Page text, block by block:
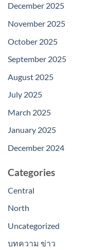
December 2025
November 2025
October 2025
September 2025
August 2025
July 2025
March 2025
January 2025
December 2024
Categories
Central
North
Uncategorized
บทความ ข่าว